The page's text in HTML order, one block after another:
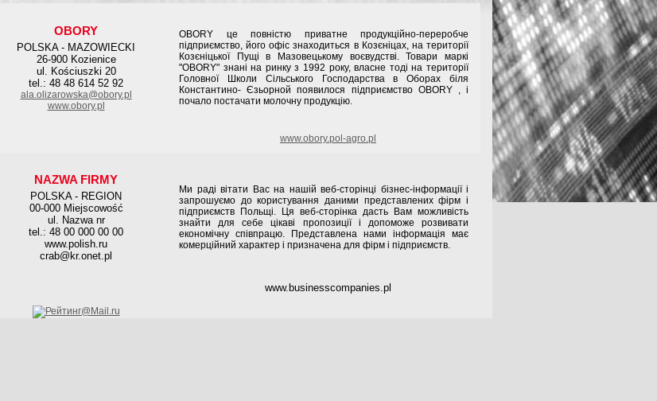
OBORY
POLSKA - MAZOWIECKI
26-900 Kozienice
ul. Kościuszki 20
tel.: 48 48 614 52 92
ala.olizarowska@obory.pl
www.obory.pl
OBORY це повністю приватне продукційно-переробче
підприємство, його офіс знаходиться в Козєніцах, на території
Козєніцької Пущі в Мазовецькому воєвудстві. Товари маркі
"OBORY" знані на ринку з 1992 року, власне тоді на території
Головної Школи Сільського Господарства в Оборах біля
Константино- Єзьорной появилося підприємство OBORY , і
почало постачати молочну продукцію.
www.obory.pol-agro.pl
NAZWA FIRMY
POLSKA - REGION
00-000 Miejscowość
ul. Nazwa nr
tel.: 48 00 000 00 00
www.polish.ru
crab@kr.onet.pl
Ми раді вітати Вас на нашій веб-сторінці бізнес-інформації і
запрошуємо до користування даними представлених фірм і
підприємств Польщі. Ця веб-сторінка дасть Вам можливість
знайти для себе цікаві пропозиції і допоможе розвивати
економічну співпрацю. Представлена нами інформація має
комерційний характер і призначена для фірм і підприємств.
www.businesscompanies.pl